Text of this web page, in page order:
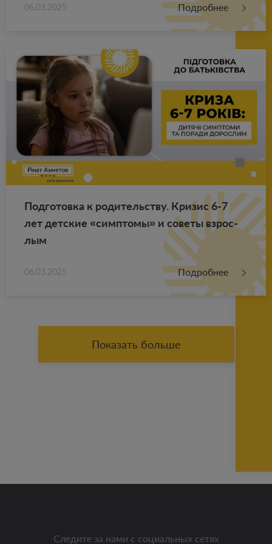
06.03.2025 Подробнее
Под­го­тов­ка к ро­ди­тель­ству. Кри­зис 6-7
лет дет­ские «симп­то­мы» и со­ве­ты взрос­
лым
06.03.2025 Подробнее
Показать больше
Следите за нами с социальных сетях